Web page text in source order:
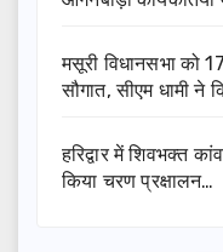
मसूरी विधानसभा को
सौगात, सीएम धामी ने
हरिद्वार में शिवभक्त
किया चरण प्रक्षालन…